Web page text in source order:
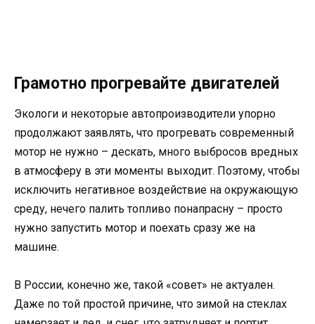
Грамотно прогревайте двигателей
Экологи и некоторые автопроизводители упорно
продолжают заявлять, что прогревать современный
мотор не нужно – дескать, много выбросов вредных
в атмосферу в эти моменты выходит. Поэтому, чтобы
исключить негативное воздействие на окружающую
среду, нечего палить топливо понапрасну – просто
нужно запустить мотор и поехать сразу же на
машине.
В России, конечно же, такой «совет» не актуален.
Даже по той простой причине, что зимой на стеклах